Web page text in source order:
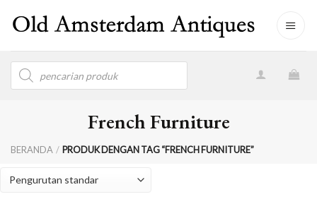
Products
search
French Furniture
BERANDA / PRODUK DENGAN TAG “FRENCH FURNITURE”